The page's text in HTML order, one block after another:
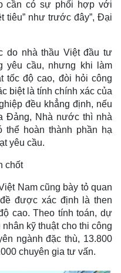
cần có sự phối hợp với
tiêu” như trước đây”, Đại
do nhà thầu Việt đầu tư
yêu cầu, nhưng khi làm
tốc độ cao, đòi hỏi công
biệt là tính chính xác của
đều khẳng định, nếu
Đảng, Nhà nước thì nhà
thể hoàn thành phần hạ
yêu cầu.
chốt
Nam cũng bày tỏ quan
được xác định là then
cao. Theo tính toán, dự
kỹ thuật cho thi công
ngành đặc thù, 13.800
chuyên gia tư vấn.